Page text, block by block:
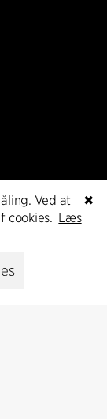
✖
Ved at
cookies. Læs